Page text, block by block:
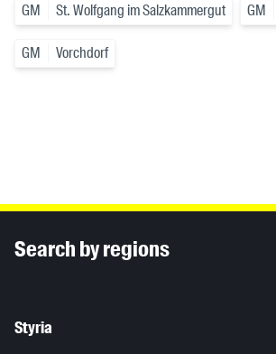
GM St. Wolfgang im Salzkammergut GM
GM Vorchdorf
Search by regions
Styria